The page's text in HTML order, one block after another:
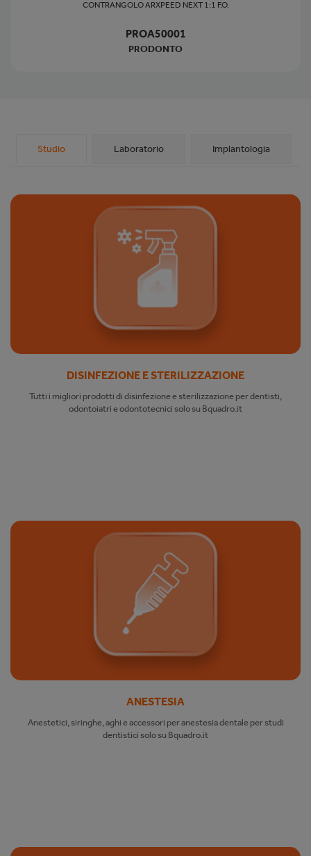
CONTRANGOLO ARXPEED NEXT 1:1 F.O.
PROA50001
PRODONTO
Studio Laboratorio Implantologia
DISINFEZIONE E STERILIZZAZIONE
Tutti i migliori prodotti di disinfezione e sterilizzazione per dentisti,
odontoiatri e odontotecnici solo su Bquadro.it
ANESTESIA
Anestetici, siringhe, aghi e accessori per anestesia dentale per studi
dentistici solo su Bquadro.it